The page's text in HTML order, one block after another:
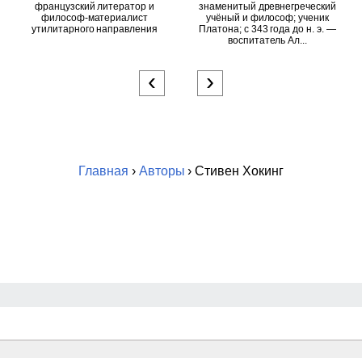
французский литератор и
философ-материалист
утилитарного направления
знаменитый древнегреческий
учёный и философ; ученик
Платона; c 343 года до н. э. —
воспитатель Ал...
‹ ›
Главная › Авторы › Стивен Хокинг